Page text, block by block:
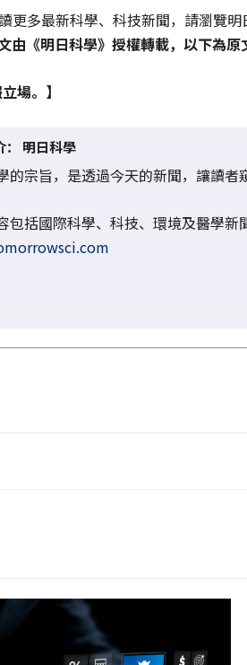
更多最新科學、科技新聞，請瀏覽明
由《明日科學》授權轉載，以下為原
場。】
： 明日科學
的宗旨，是透過今天的新聞，讓讀者
包括國際科學、科技、環境及醫學新